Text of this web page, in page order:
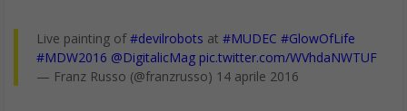
Live painting of#devilrobots at #MUDEC #GlowOfLife
#MDW2016 @DigitalicMag pic.twitter.com/WVhdaNWTUF
— Franz Russo (@franzrusso) 14 aprile 2016